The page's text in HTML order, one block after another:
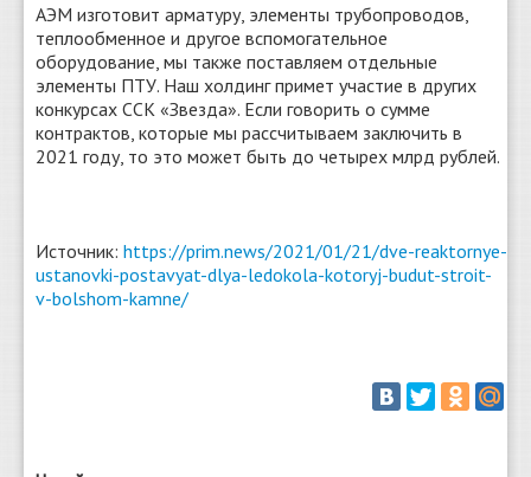
АЭМ изготовит арматуру, элементы трубопроводов,
теплообменное и другое вспомогательное
оборудование, мы также поставляем отдельные
элементы ПТУ. Наш холдинг примет участие в других
конкурсах ССК «Звезда». Если говорить о сумме
контрактов, которые мы рассчитываем заключить в
2021 году, то это может быть до четырех млрд рублей.
Источник: https://prim.news/2021/01/21/dve-reaktornye-
ustanovki-postavyat-dlya-ledokola-kotoryj-budut-stroit-
v-bolshom-kamne/